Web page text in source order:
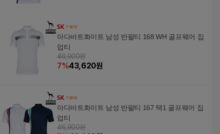
아다바트화이트 남성 반팔티 168 WH 골프웨어 집
업티
46,900원
7%43,620원
아다바트화이트 남성 반팔티 167 택1 골프웨어 집
업티
46,900원